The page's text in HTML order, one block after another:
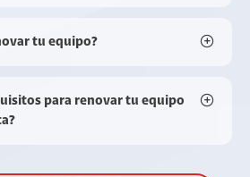
tu equipo?
para renovar tu equipo